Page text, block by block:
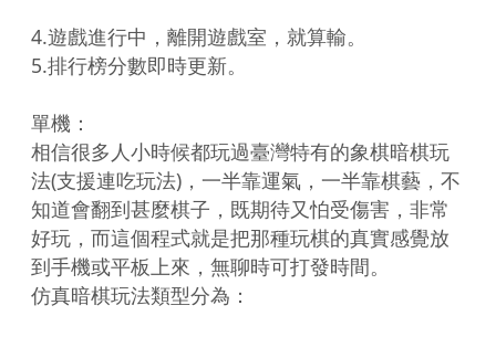
4.遊戲進行中，離開遊戲室，就算輸。
5.排行榜分數即時更新。
單機：
相信很多人小時候都玩過臺灣特有的象棋暗棋玩
法(支援連吃玩法)，一半靠運氣，一半靠棋藝，不
知道會翻到甚麼棋子，既期待又怕受傷害，非常
好玩，而這個程式就是把那種玩棋的真實感覺放
到手機或平板上來，無聊時可打發時間。
仿真暗棋玩法類型分為：